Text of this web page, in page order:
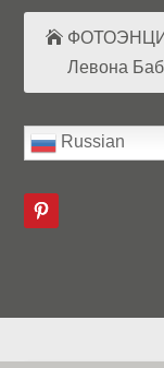
Левона
Russian